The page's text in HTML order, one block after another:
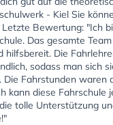
- Kiel Sie
Bewertung: "Ich
Das gesamte
hilfsbereit. Die
sodass man sich
Fahrstunden waren
kann diese Fahrschule
tolle Unterstützung